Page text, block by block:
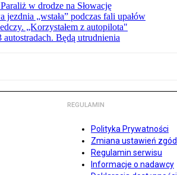
w drodze na Słowację
„wstała” podczas fali upałów
„Korzystałem z autopilota"
Będą utrudnienia
REGULAMIN
Polityka Prywatności
Zmiana ustawień zgód
Regulamin serwisu
Informacje o nadawcy